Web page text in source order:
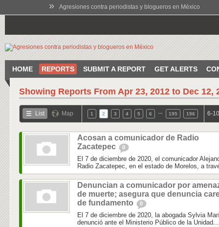
» Agresiones contra periodistas y blogueros en México
HOME REPORTS SUBMIT A REPORT GET ALERTS
Showing Reports From Apr 23, 2012 to Dec 12,
List Map 1 2 3 4 5 6 195 196 6-
Acosan a comunicador de Radio
Zacatepec
0
El 7 de diciembre de 2020, el comunicador
Radio Zacatepec, en el estado de Morelos, a
Denuncian a comunicador por
de muerte; asegura que denuncia
de fundamento
0
El 7 de diciembre de 2020, la abogada Sylvia
denunció ante el Ministerio Público de la Unidad...